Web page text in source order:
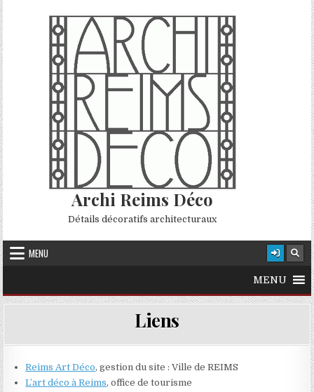
Skip to content
Archi Reims Déco
Détails décoratifs architecturaux
MENU
MENU
Liens
Reims Art Déco, gestion du site : Ville de REIMS
L’art déco à Reims, office de tourisme